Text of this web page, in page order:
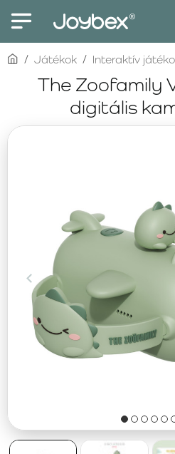
The Zoofamily
digitális
homeJátékok Interaktív